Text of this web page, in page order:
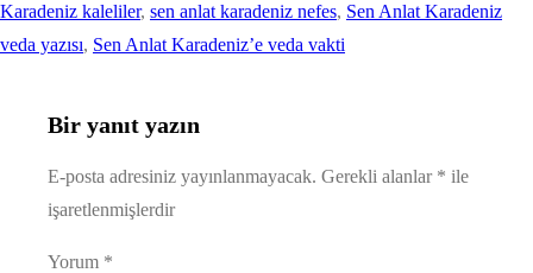
Karadeniz kaleliler, sen anlat karadeniz nefes, Sen Anlat Karadeniz
veda yazısı, Sen Anlat Karadeniz’e veda vakti
Bir yanıt yazın
E-posta adresiniz yayınlanmayacak. Gerekli alanlar * ile
işaretlenmişlerdir
Yorum *